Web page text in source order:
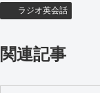
ラジオ英会話
関連記事